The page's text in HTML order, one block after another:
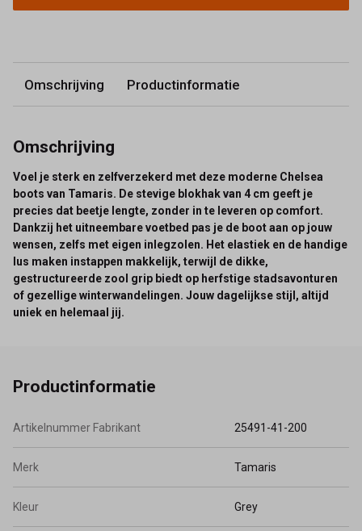
Omschrijving Productinformatie
Omschrijving
Voel je sterk en zelfverzekerd met deze moderne Chelsea
boots van Tamaris. De stevige blokhak van 4 cm geeft je
precies dat beetje lengte, zonder in te leveren op comfort.
Dankzij het uitneembare voetbed pas je de boot aan op jouw
wensen, zelfs met eigen inlegzolen. Het elastiek en de handige
lus maken instappen makkelijk, terwijl de dikke,
gestructureerde zool grip biedt op herfstige stadsavonturen
of gezellige winterwandelingen. Jouw dagelijkse stijl, altijd
uniek en helemaal jij.
Productinformatie
Artikelnummer Fabrikant 25491-41-200
Merk Tamaris
Kleur Grey